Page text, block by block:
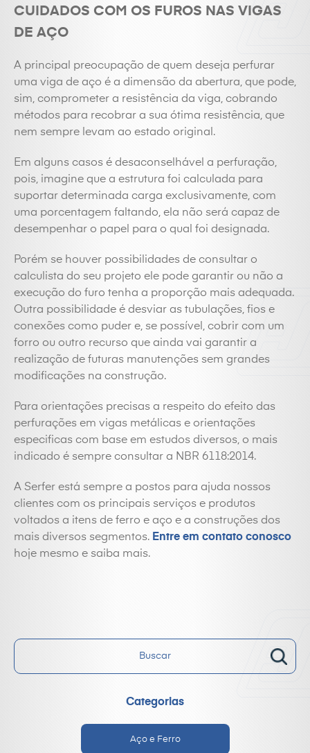
CUIDADOS COM OS FUROS NAS VIGAS
DE AÇO
A principal preocupação de quem deseja perfurar
uma viga de aço é a dimensão da abertura, que pode,
sim, comprometer a resistência da viga, cobrando
métodos para recobrar a sua ótima resistência, que
nem sempre levam ao estado original.
Em alguns casos é desaconselhável a perfuração,
pois, imagine que a estrutura foi calculada para
suportar determinada carga exclusivamente, com
uma porcentagem faltando, ela não será capaz de
desempenhar o papel para o qual foi designada.
Porém se houver possibilidades de consultar o
calculista do seu projeto ele pode garantir ou não a
execução do furo tenha a proporção mais adequada.
Outra possibilidade é desviar as tubulações, fios e
conexões como puder e, se possível, cobrir com um
forro ou outro recurso que ainda vai garantir a
realização de futuras manutenções sem grandes
modificações na construção.
Para orientações precisas a respeito do efeito das
perfurações em vigas metálicas e orientações
especificas com base em estudos diversos, o mais
indicado é sempre consultar a NBR 6118:2014.
A Serfer está sempre a postos para ajuda nossos
clientes com os principais serviços e produtos
voltados a itens de ferro e aço e a construções dos
mais diversos segmentos. Entre em contato conosco
hoje mesmo e saiba mais.
Categorias
Aço e Ferro